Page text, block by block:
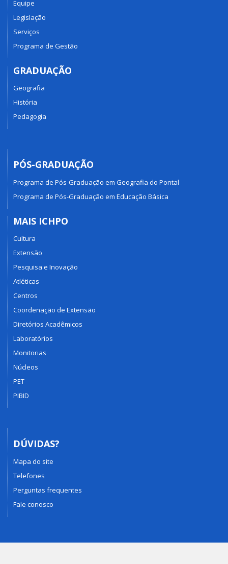
Equipe
Legislação
Serviços
Programa de Gestão
GRADUAÇÃO
Geografia
História
Pedagogia
PÓS-GRADUAÇÃO
Programa de Pós-Graduação em Geografia do Pontal
Programa de Pós-Graduação em Educação Básica
MAIS ICHPO
Cultura
Extensão
Pesquisa e Inovação
Atléticas
Centros
Coordenação de Extensão
Diretórios Acadêmicos
Laboratórios
Monitorias
Núcleos
PET
PIBID
DÚVIDAS?
Mapa do site
Telefones
Perguntas frequentes
Fale conosco